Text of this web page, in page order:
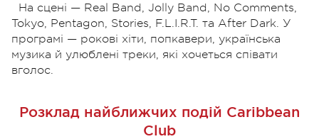
На сцені — Real Band, Jolly Band, No Comments,
Tokyo, Pentagon, Stories, F.L.I.R.T. та After Dark. У
програмі — рокові хіти, попкавери, українська
музика й улюблені треки, які хочеться співати
вголос.
Розклад найближчих подій Сaribbean
Club